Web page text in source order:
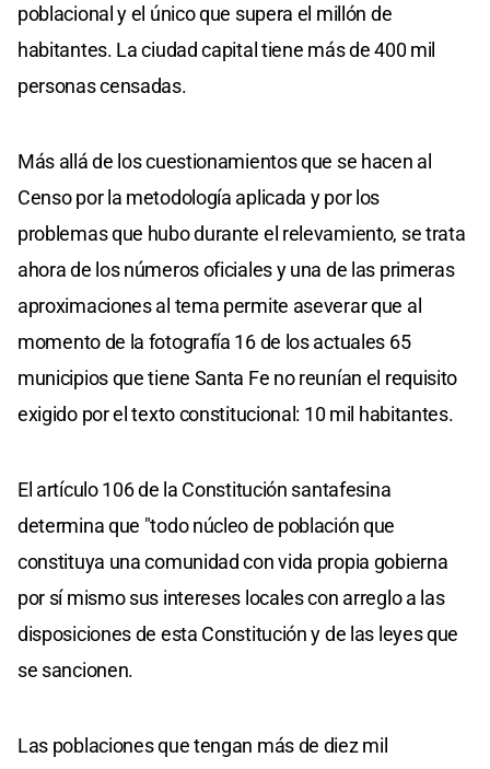
poblacional y el único que supera el millón de
habitantes. La ciudad capital tiene más de 400 mil
personas censadas.
Más allá de los cuestionamientos que se hacen al
Censo por la metodología aplicada y por los
problemas que hubo durante el relevamiento, se trata
ahora de los números oficiales y una de las primeras
aproximaciones al tema permite aseverar que al
momento de la fotografía 16 de los actuales 65
municipios que tiene Santa Fe no reunían el requisito
exigido por el texto constitucional: 10 mil habitantes.
El artículo 106 de la Constitución santafesina
determina que "todo núcleo de población que
constituya una comunidad con vida propia gobierna
por sí mismo sus intereses locales con arreglo a las
disposiciones de esta Constitución y de las leyes que
se sancionen.
Las poblaciones que tengan más de diez mil